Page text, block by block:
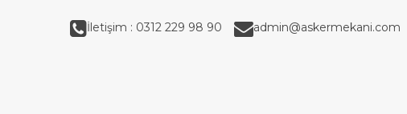
İletişim : 0312 229 98 90 admin@askermekani.com